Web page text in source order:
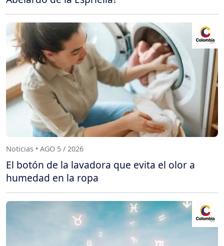
Noticias • AGO 5 / 2026
El botón de la lavadora que evita el olor a
humedad en la ropa